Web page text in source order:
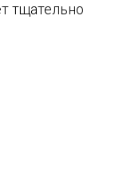
тщательно